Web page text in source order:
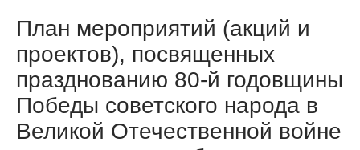
План мероприятий (акций и
проектов), посвященных
празднованию 80-й годовщины
Победы советского народа в
Великой Отечественной войне